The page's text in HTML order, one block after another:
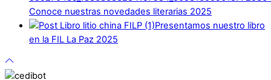
Conoce nuestras novedades literarias 2025
Presentamos nuestro libro
en la FIL La Paz 2025